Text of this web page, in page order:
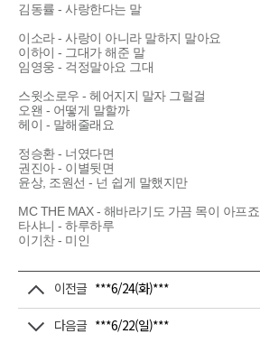
김동률 - 사랑한다는 말
이소라 - 사랑이 아니라 말하지 말아요
이하이 - 그대가 해준 말
임영웅 - 걱정말아요 그대
스윗소로우 - 헤어지지 말자 그럴걸
오왠 - 어떻게 말할까
헤이 - 말해줄래요
정승환 - 너였다면
권진아 - 이별뒷면
윤상, 조원선 - 넌 쉽게 말했지만
MC THE MAX - 해바라기도 가끔 목이 아프죠
타샤니 - 하루하루
이기찬 - 미인
이전글 ***6/24(화)***
다음글 ***6/22(일)***